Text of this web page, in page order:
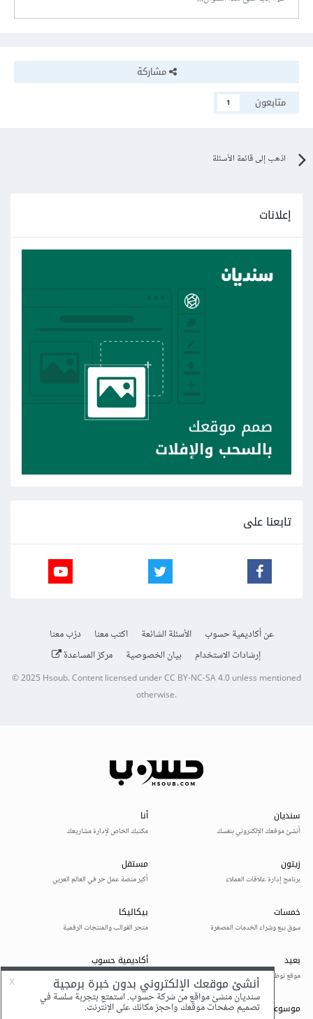
مشاركة
متابعون
1
اذهب إلى قائمة الأسئلة
إعلانات
تابعنا على
عن أكاديمية حسوب الأسئلة الشائعة اكتب معنا
درّب معنا
إرشادات الاستخدام
بيان الخصوصية مركز المساعدة
© 2025Hsoub.Content licensed underCC BY-NC-SA 4.0unless mentioned
otherwise.